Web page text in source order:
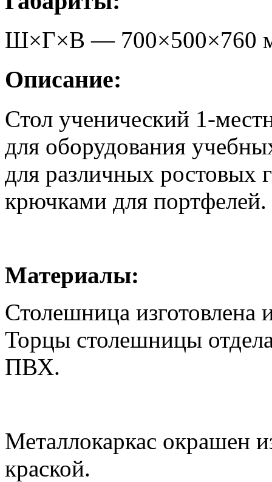
Ш×Г×В — 700×500×760
Описание:
Стол ученический 1-
для оборудования
для различных ростовых
крючками для портфелей.
Материалы:
Столешница
Торцы столешницы
ПВХ.
Металлокаркас окрашен
краской.